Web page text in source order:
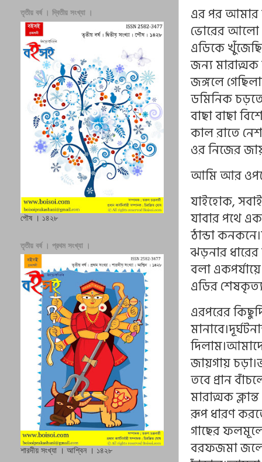
এর পর আমার
ভোরের আলো
এডিকে
জন্য
জঙ্গলে
ডমিনিক
বাছা বাছা
কাল রাতে
ওর নিজের
আমি আর
যাইহোক,
যাবার পথে
ঠান্ডা
ঝড়নার ধারের
বলা
এডির
এরপরের
জায়গায়
তবে প্রান
মারাত্মক
রূপ ধারণ
গাছের
বরফজমা জলে
তৃতীয় বর্ষ । দ্বিতীয় সংখ্যা ।
পৌষ । ১৪২৮
তৃতীয় বর্ষ । প্রথম সংখ্যা ।
শারদীয় সংখ্যা । আশ্বিন । ১৪২৮